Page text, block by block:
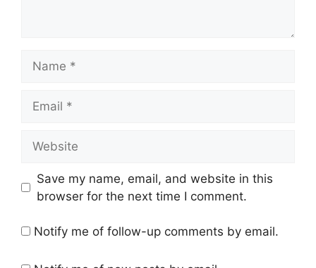
Save my name, email, and website in this
browser for the next time I comment.
Notify me of follow-up comments by email.